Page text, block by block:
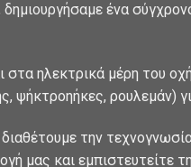
δημιουργήσαμε ένα
στα ηλεκτρικά μέρη του
ψήκτροηήκες, ρουλεμάν)
την
μας και εμπιστευτείτε